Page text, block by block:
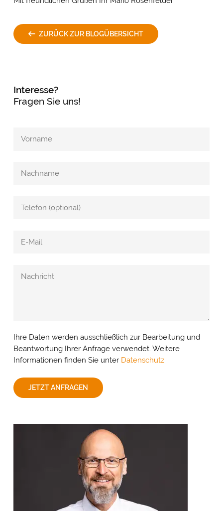
ZURÜCK ZUR BLOGÜBERSICHT
Interesse?
Fragen Sie uns!
Ihre Daten werden ausschließlich zur Bearbeitung und
Beantwortung Ihrer Anfrage verwendet. Weitere
Informationen finden Sie unter Datenschutz
JETZT ANFRAGEN